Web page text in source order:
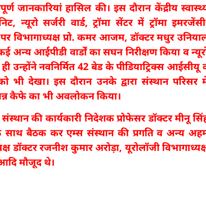
जानकारियां हासिल की। इस दौरान केंद्रीय
सर्जरी वार्ड, ट्रॉमा सेंटर में ट्रॉमा
पर विभागाध्यक्ष प्रो. कमर आजम, डॉक्टर मधुर
आईपीडी वार्डों का सघन निरीक्षण किया व
उन्होंने नवनिर्मित 42 बेड के पीडियाट्रिक्स आईसीयू
भी देखा। इस दौरान उनके द्वारा संस्थान परिसर
कैफे का भी अवलोकन किया।
की कार्यकारी निदेशक प्रोफेसर डॉक्टर मीनू
साथ बैठक कर एम्स संस्थान की प्रगति व अन्य
डॉक्टर रजनीश कुमार अरोड़ा, यूरोलॉजी
मौजूद थे।